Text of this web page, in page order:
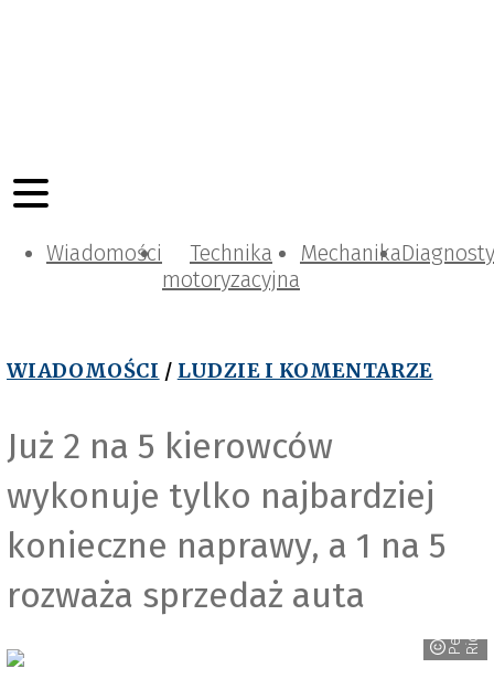
Wiadomości
Technika
motoryzacyjna
Mechanika
WIADOMOŚCI / LUDZIE I KOMENTARZE
Już 2 na 5 kierowców
wykonuje tylko najbardziej
konieczne naprawy, a 1 na 5
rozważa sprzedaż auta